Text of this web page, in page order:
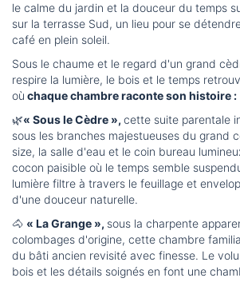
le calme du jardin et la douceur du temps
sur la terrasse Sud, un lieu pour se
café en plein soleil.
Sous le chaume et le regard d'un grand
respire la lumière, le bois et le temps
où chaque chambre raconte son histoire :
🌿« Sous le Cèdre », cette suite parentale
sous les branches majestueuses du grand
size, la salle d'eau et le coin bureau
cocon paisible où le temps semble
lumière filtre à travers le feuillage et
d'une douceur naturelle.
🐴 « La Grange », sous la charpente
colombages d'origine, cette chambre
du bâti ancien revisité avec finesse. Le
bois et les détails soignés en font une